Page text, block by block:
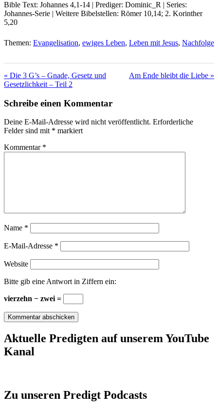
Bible Text: Johannes 4,1-14 | Prediger: Dominic_R | Series:
Johannes-Serie | Weitere Bibelstellen: Römer 10,14; 2. Korinther
5,20
Themen: Evangelisation, ewiges Leben, Leben mit Jesus, Nachfolge
« Die 3 G’s – Gnade, Gesetz und
Gesetzlichkeit – Teil 2
Am Ende bleibt die Liebe »
Schreibe einen Kommentar
Deine E-Mail-Adresse wird nicht veröffentlicht. Erforderliche
Felder sind mit * markiert
Kommentar *
Name *
E-Mail-Adresse *
Website
Bitte gib eine Antwort in Ziffern ein:
vierzehn − zwei =
Aktuelle Predigten auf unserem YouTube
Kanal
Zu unseren Predigt Podcasts